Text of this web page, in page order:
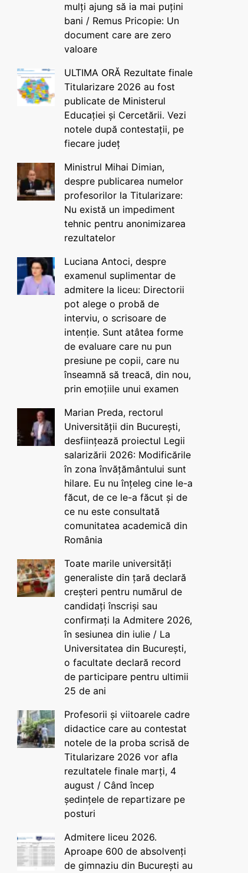
mulți ajung să ia mai puțini
bani / Remus Pricopie: Un
document care are zero
valoare
ULTIMA ORĂ Rezultate finale
Titularizare 2026 au fost
publicate de Ministerul
Educației și Cercetării. Vezi
notele după contestații, pe
fiecare județ
Ministrul Mihai Dimian,
despre publicarea numelor
profesorilor la Titularizare:
Nu există un impediment
tehnic pentru anonimizarea
rezultatelor
Luciana Antoci, despre
examenul suplimentar de
admitere la liceu: Directorii
pot alege o probă de
interviu, o scrisoare de
intenție. Sunt atâtea forme
de evaluare care nu pun
presiune pe copii, care nu
înseamnă să treacă, din nou,
prin emoțiile unui examen
Marian Preda, rectorul
Universității din București,
desființează proiectul Legii
salarizării 2026: Modificările
în zona învățământului sunt
hilare. Eu nu înțeleg cine le-a
făcut, de ce le-a făcut și de
ce nu este consultată
comunitatea academică din
România
Toate marile universități
generaliste din țară declară
creșteri pentru numărul de
candidați înscriși sau
confirmați la Admitere 2026,
în sesiunea din iulie / La
Universitatea din București,
o facultate declară record
de participare pentru ultimii
25 de ani
Profesorii și viitoarele cadre
didactice care au contestat
notele de la proba scrisă de
Titularizare 2026 vor afla
rezultatele finale marți, 4
august / Când încep
ședințele de repartizare pe
posturi
Admitere liceu 2026.
Aproape 600 de absolvenți
de gimnaziu din București au